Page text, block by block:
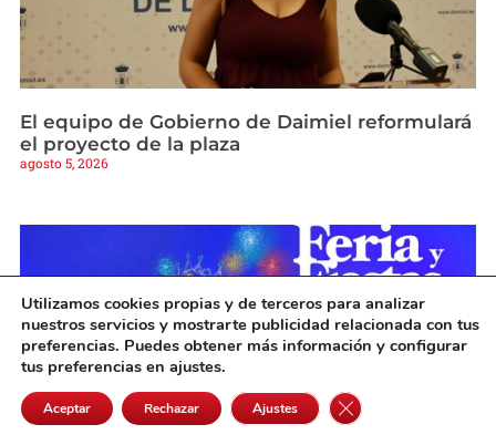
El equipo de Gobierno de Daimiel reformulará
el proyecto de la plaza
agosto 5, 2026
Utilizamos cookies propias y de terceros para analizar
nuestros servicios y mostrarte publicidad relacionada con tus
preferencias. Puedes obtener más información y configurar
tus preferencias en ajustes.
Aceptar Rechazar Ajustes Cerrar el banner de